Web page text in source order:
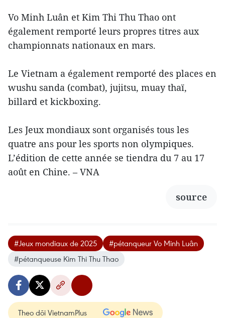
Vo Minh Luân et Kim Thi Thu Thao ont
également remporté leurs propres titres aux
championnats nationaux en mars.
Le Vietnam a également remporté des places en
wushu sanda (combat), jujitsu, muay thaï,
billard et kickboxing.
Les Jeux mondiaux sont organisés tous les
quatre ans pour les sports non olympiques.
L’édition de cette année se tiendra du 7 au 17
août en Chine. – VNA
source
#Jeux mondiaux de 2025
#pétanqueur Vo Minh Luân
#pétanqueuse Kim Thi Thu Thao
Theo dõi VietnamPlus